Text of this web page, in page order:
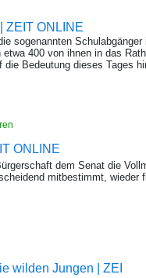
ZEIT ONLINE
sogenannten
400 von ihnen in das
Bedeutung dieses Tages
ONLINE
dem Senat die
mitbestimmt, wieder
wilden Jungen | ZEI